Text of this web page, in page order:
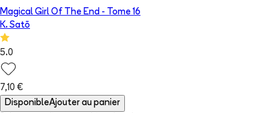
Magical Girl Of The End - Tome 16
K. Satō
5.0
7,10 €
DisponibleAjouter au panier